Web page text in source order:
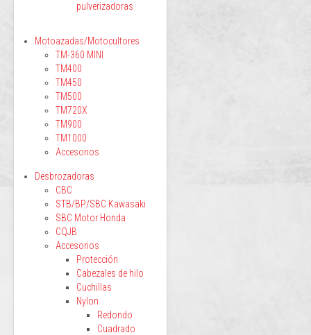
pulverizadoras
Motoazadas/Motocultores
TM-360 MINI
TM400
TM450
TM500
TM720X
TM900
TM1000
Accesorios
Desbrozadoras
CBC
STB/BP/SBC Kawasaki
SBC Motor Honda
CQJB
Accesorios
Protección
Cabezales de hilo
Cuchillas
Nylon
Redondo
Cuadrado